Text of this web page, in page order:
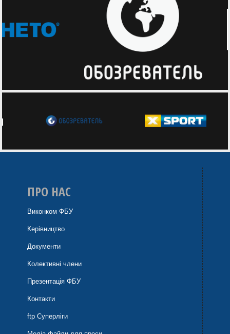
ПРО НАС
Виконком ФБУ
Керівництво
Документи
Колективні члени
Презентація ФБУ
Контакти
ftp Суперліги